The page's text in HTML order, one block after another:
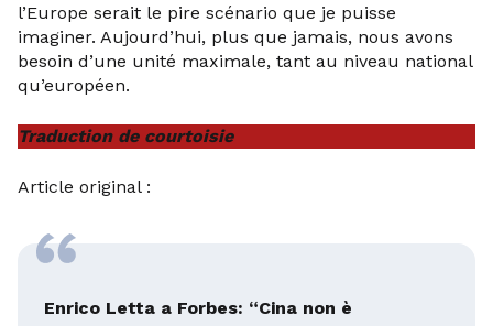
l’Europe serait le pire scénario que je puisse
imaginer. Aujourd’hui, plus que jamais, nous avons
besoin d’une unité maximale, tant au niveau national
qu’européen.
Traduction de courtoisie
Article original :
Enrico Letta a Forbes: “Cina non è